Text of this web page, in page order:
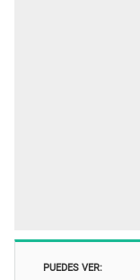
PUEDES VER: